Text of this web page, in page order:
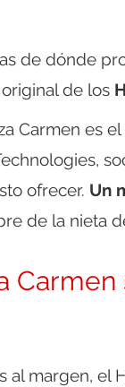
de dónde
de los
Carmen es
ofrecer. Un
de la nieta
margen, el